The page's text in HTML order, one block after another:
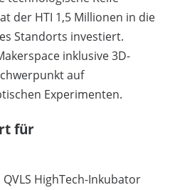
der HTI 1,5 Millionen in die
Standorts investiert.
inklusive 3D-
auf
Experimenten.
für
HighTech-Inkubator